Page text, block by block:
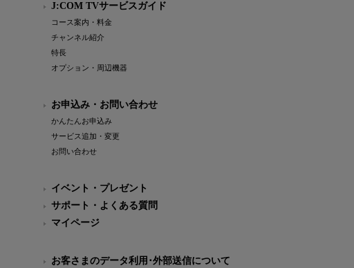
J:COM TVサービスガイド
コース案内・料金
チャンネル紹介
特長
オプション・周辺機器
お申込み・お問い合わせ
かんたんお申込み
サービス追加・変更
お問い合わせ
イベント・プレゼント
サポート・よくある質問
マイページ
お客さまのデータ利用･外部送信について